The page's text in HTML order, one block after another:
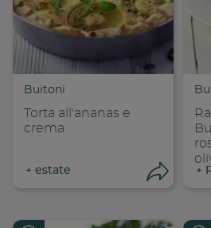
Buitoni
Torta all'ananas e
crema
+ estate +